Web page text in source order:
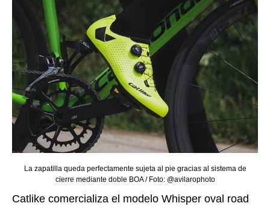
La zapatilla queda perfectamente sujeta al pie gracias al sistema de
cierre mediante doble BOA / Foto: @avilarophoto
Catlike comercializa el modelo Whisper oval road